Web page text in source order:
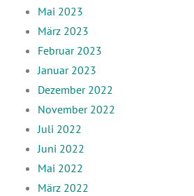
Mai 2023
März 2023
Februar 2023
Januar 2023
Dezember 2022
November 2022
Juli 2022
Juni 2022
Mai 2022
März 2022